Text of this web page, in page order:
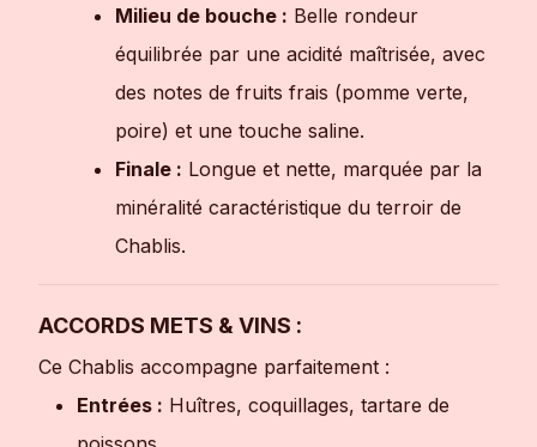
Milieu de bouche : Belle rondeur
équilibrée par une acidité maîtrisée, avec
des notes de fruits frais (pomme verte,
poire) et une touche saline.
Finale : Longue et nette, marquée par la
minéralité caractéristique du terroir de
Chablis.
ACCORDS METS & VINS :
Ce Chablis accompagne parfaitement :
Entrées : Huîtres, coquillages, tartare de